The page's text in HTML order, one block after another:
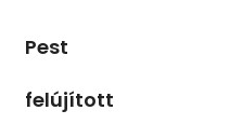
Pest
felújított